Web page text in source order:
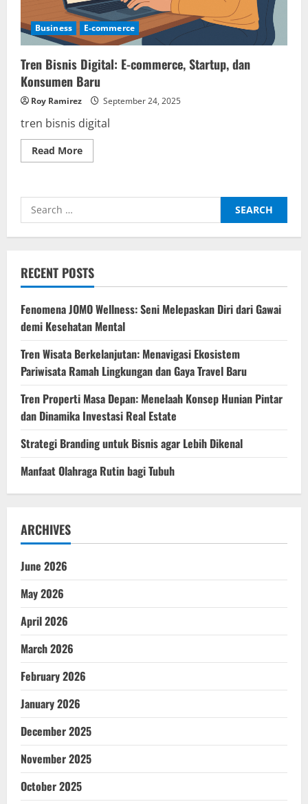
Business E-commerce
Tren Bisnis Digital: E-commerce, Startup, dan
Konsumen Baru
Roy Ramirez September 24, 2025
tren bisnis digital
Read MoreRead
more
Digital:
Startup,
dan
Search
for:
RECENT POSTS
Fenomena JOMO Wellness: Seni Melepaskan Diri dari Gawai
demi Kesehatan Mental
Tren Wisata Berkelanjutan: Menavigasi Ekosistem
Pariwisata Ramah Lingkungan dan Gaya Travel Baru
Tren Properti Masa Depan: Menelaah Konsep Hunian Pintar
dan Dinamika Investasi Real Estate
Strategi Branding untuk Bisnis agar Lebih Dikenal
Manfaat Olahraga Rutin bagi Tubuh
ARCHIVES
June 2026
May 2026
April 2026
March 2026
February 2026
January 2026
December 2025
November 2025
October 2025